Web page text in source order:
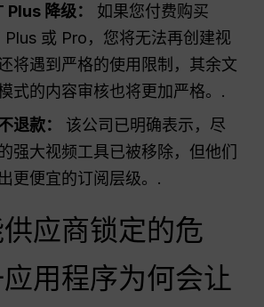
降级：
如果您付费购买
Plus 或 Pro，您将无法再创建视
将遇到严格的使用限制，其余文
式的内容审核也将更加严格。.
退款：
该公司已明确表示，尽
强大视频工具已被移除，但他们
更便宜的订阅层级。.
应商锁定的危
用程序为何会让